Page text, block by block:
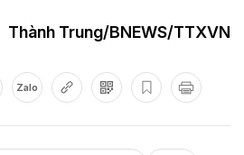
Thành Trung/BNEWS/TTXVN
Zalo